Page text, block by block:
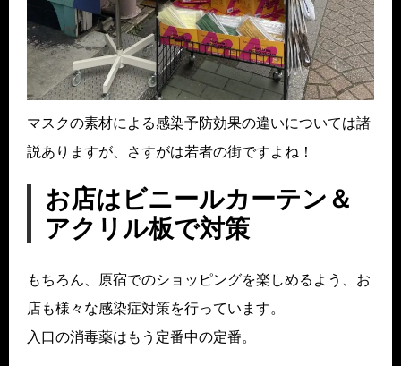
マスクの素材による感染予防効果の違いについては諸
説ありますが、さすがは若者の街ですよね！
お店はビニールカーテン＆
アクリル板で対策
もちろん、原宿でのショッピングを楽しめるよう、お
店も様々な感染症対策を行っています。
入口の消毒薬はもう定番中の定番。